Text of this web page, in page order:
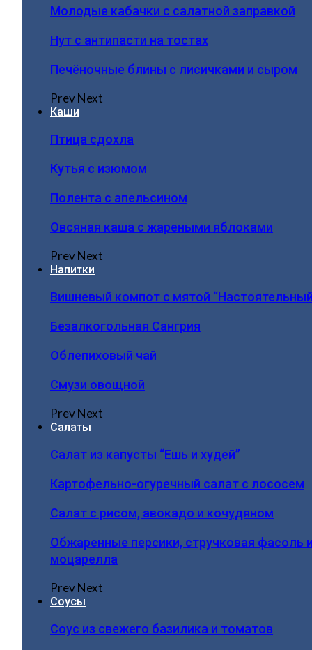
Молодые кабачки с салатной заправкой
Нут с антипасти на тостах
Печёночные блины с лисичками и сыром
PrevNext
Каши
Птица сдохла
Кутья с изюмом
Полента с апельсином
Овсяная каша с жареными яблоками
PrevNext
Напитки
Вишневый компот с мятой
Безалкогольная Сангрия
Облепиховый чай
Смузи овощной
PrevNext
Салаты
Салат из капусты “Ешь и худей”
Картофельно-огуречный салат с лососем
Салат с рисом, авокадо и кочудяном
Обжаренные персики, стручковая фасоль
моцарелла
PrevNext
Соусы
Соус из свежего базилика и томатов